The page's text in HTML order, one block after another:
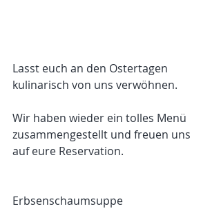
Lasst euch an den Ostertagen
kulinarisch von uns verwöhnen.
Wir haben wieder ein tolles Menü
zusammengestellt und freuen uns
auf eure Reservation.
Erbsenschaumsuppe